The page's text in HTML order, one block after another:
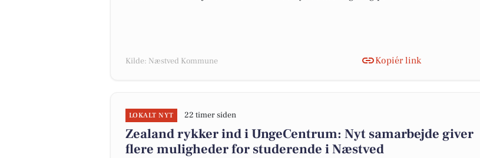
Kilde: Næstved Kommune Kopiér link
LOKALT NYT 22 timer siden
Zealand rykker ind i UngeCentrum: Nyt samarbejde giver
flere muligheder for studerende i Næstved